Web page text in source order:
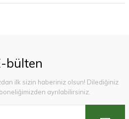
bülten
ilk sizin haberiniz olsun! Dilediğiniz
ayrılabilirsiniz.